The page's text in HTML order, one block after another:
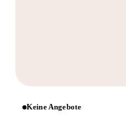
Keine Angebote